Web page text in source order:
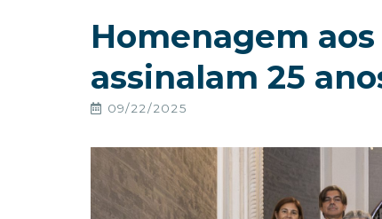
Homenagem
assinalam 25
09/22/2025